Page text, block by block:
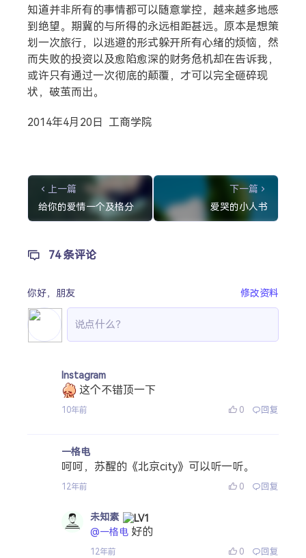
知道并非所有的事情都可以随意掌控，越来越多地感
到绝望。期冀的与所得的永远相距甚远。原本是想策
划一次旅行，以逃避的形式躲开所有心绪的烦恼，然
而失败的投资以及愈陷愈深的财务危机却在告诉我，
或许只有通过一次彻底的颠覆，才可以完全砸碎现
状，破茧而出。
2014年4月20日 工商学院
上一篇
给你的爱情一个及格分
下一篇
爱哭的小人书
74 条评论
你好， 朋友 修改资料
Instagram
这个不错顶一下
10年前 0 回复
一格电
呵呵，苏醒的《北京city》可以听一听。
12年前 0 回复
未知素
@一格电 好的
12年前 0 回复